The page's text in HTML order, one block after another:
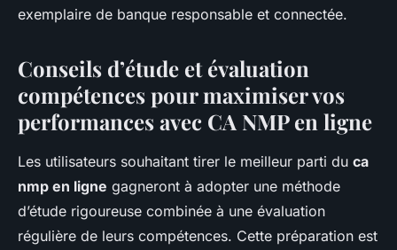
exemplaire de banque responsable et connectée.
Conseils d’étude et évaluation
compétences pour maximiser vos
performances avec CA NMP en ligne
Les utilisateurs souhaitant tirer le meilleur parti du ca
nmp en ligne gagneront à adopter une méthode
d’étude rigoureuse combinée à une évaluation
régulière de leurs compétences. Cette préparation est